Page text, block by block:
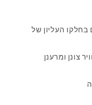
בחלקו העליון של
צונן ומרענן